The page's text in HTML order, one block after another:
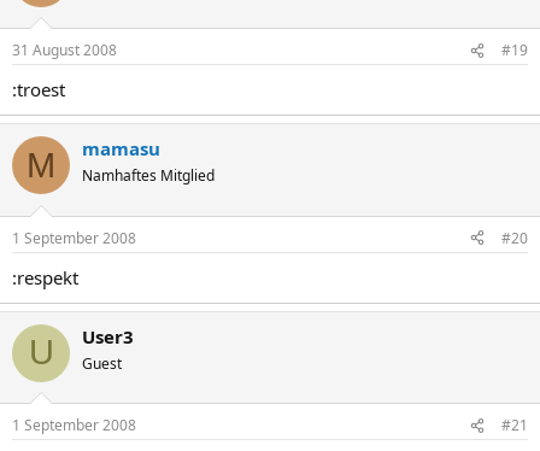
31 August 2008 #19
:troest
M mamasu
Namhaftes Mitglied
1 September 2008 #20
:respekt
U User3
Guest
1 September 2008 #21